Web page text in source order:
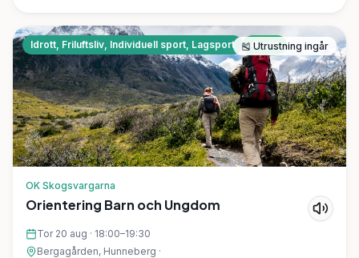
Idrott, Friluftsliv, Individuell sport, Lagsport Gratis
🎽 Utrustning ingår
OK Skogsvargarna
Orientering Barn och Ungdom
Tor 20 aug · 18:00–19:30
Bergagården, Hunneberg ·